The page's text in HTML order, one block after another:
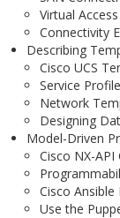
Virtual
Connectivity
Describing
Cisco UCS
Service
Network
Designing
Model-Driven
Cisco NX-API
Cisco Ansible
Use the